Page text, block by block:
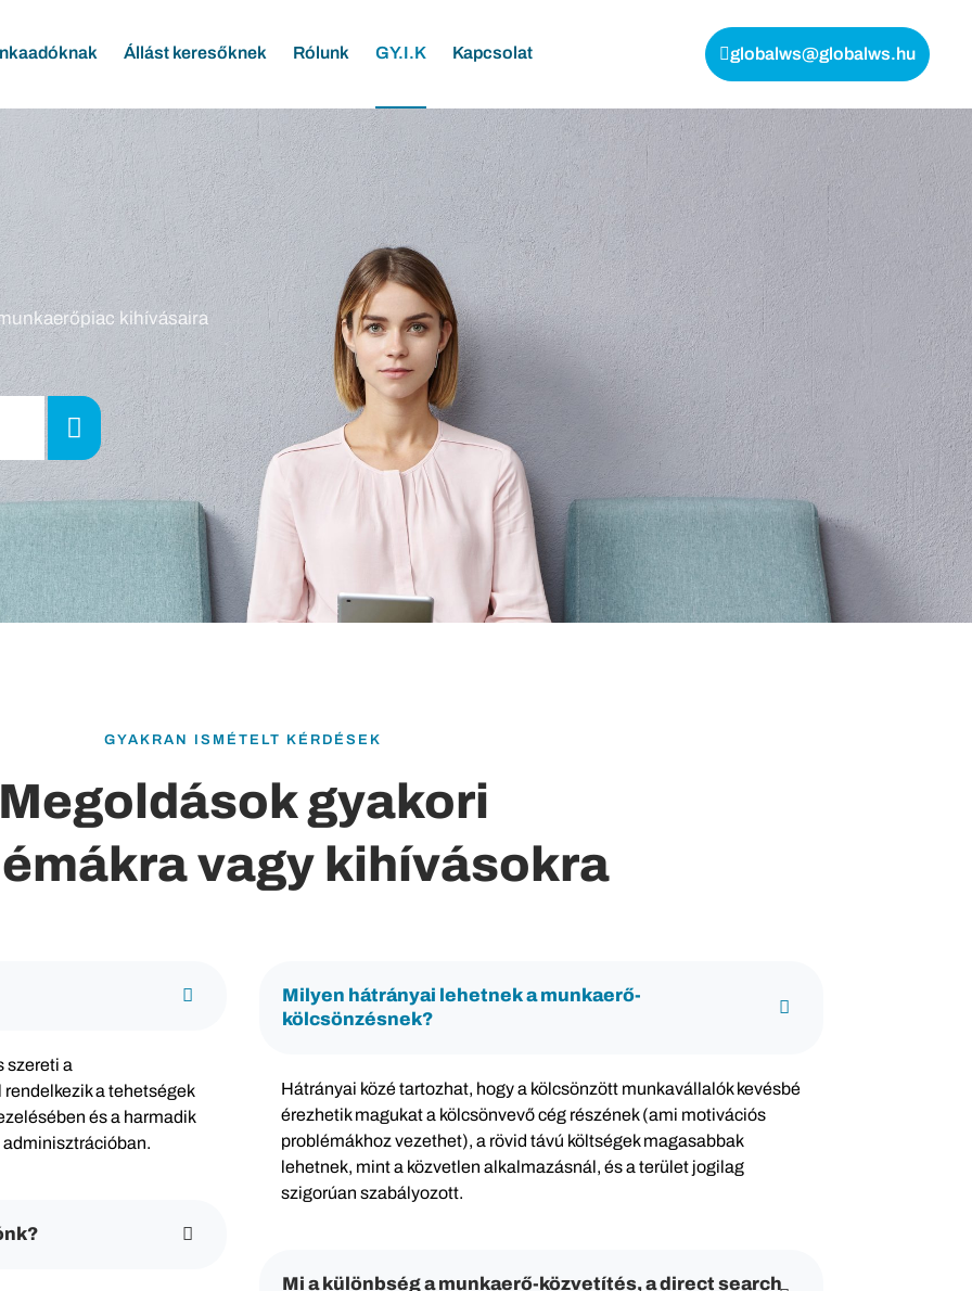
Állást keresőknek Rólunk GY.I.K Kapcsolat globalws@globalws.hu
kihívásaira
GYAKRAN ISMÉTELT KÉRDÉSEK
gyakori
vagy kihívásokra
szereti a
a tehetségek
és a harmadik
Milyen hátrányai lehetnek a munkaerő-
kölcsönzésnek?
Hátrányai közé tartozhat, hogy a kölcsönzött munkavállalók kevésbé
érezhetik magukat a kölcsönvevő cég részének (ami motivációs
problémákhoz vezethet), a rövid távú költségek magasabbak
lehetnek, mint a közvetlen alkalmazásnál, és a terület jogilag
szigorúan szabályozott.
Mi a különbség a munkaerő-közvetítés, a direct search